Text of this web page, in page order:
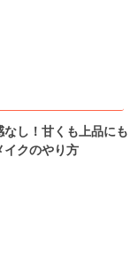
なし！甘くも上品にも
イクのやり方